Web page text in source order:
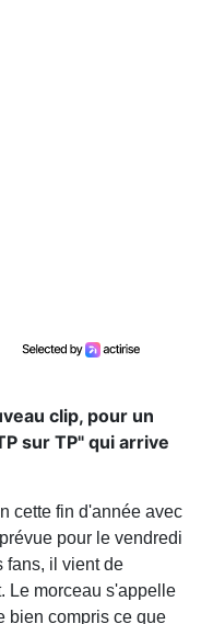
clip, pour un
sur TP" qui arrive
cette fin d'année avec
pour le vendredi
fans, il vient de
Le morceau s'appelle
bien compris ce que